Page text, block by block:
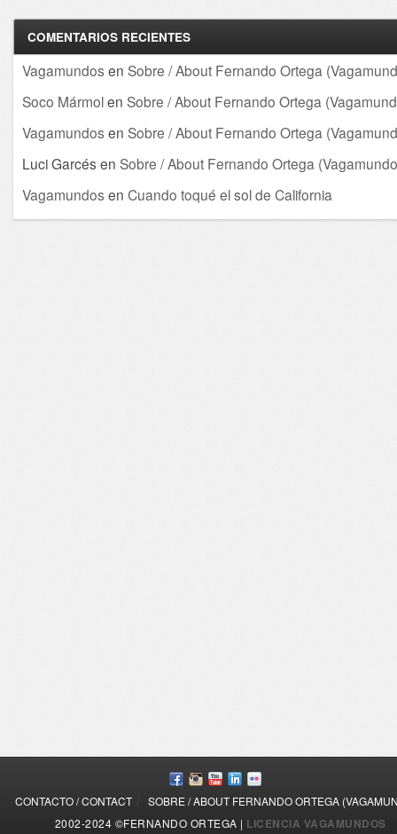
COMENTARIOS RECIENTES
Vagamundos en Sobre / About Fernando Ortega
Soco Mármolen Sobre / About Fernando Ortega
Vagamundos en Sobre / About Fernando Ortega
Luci Garcés en Sobre / About Fernando Ortega
Vagamundos en Cuando toqué el sol de California
CONTACTO / CONTACT
SOBRE / ABOUT FERNANDO ORTEGA
2002-2024 ©FERNANDO ORTEGA | LICENCIA VAGAMUNDOS